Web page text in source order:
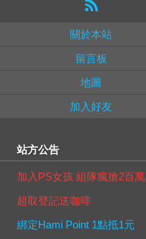
關於本站
留言板
地圖
加入好友
站方公告
加入PS女孩 組隊瘋搶2百萬
超取登記送咖啡
綁定Hami Point 1點抵1元